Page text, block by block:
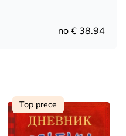
no € 38.94
Top prece